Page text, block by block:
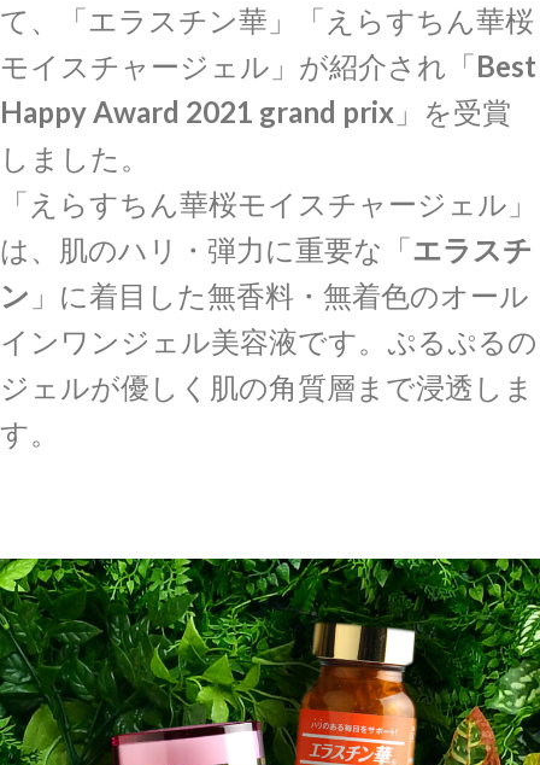
て、「エラスチン華」「えらすちん華桜
モイスチャージェル」が紹介され「Best
Happy Award 2021 grand prix 」を受賞
しました。
「えらすちん華桜モイスチャージェル」
は、肌のハリ・弾力に重要な「エラスチ
ン 」に着目した無香料・無着色のオール
インワンジェル美容液です。ぷるぷるの
ジェルが優しく肌の角質層まで浸透しま
す。